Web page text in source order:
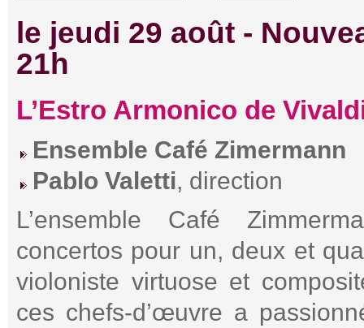
le jeudi 29 août -
21h
L’Estro Armonico de
Ensemble Café Zimermann
Pablo Valetti, direction
L’ensemble Café
concertos pour un, deux et
violoniste virtuose et
ces chefs-d’œuvre a